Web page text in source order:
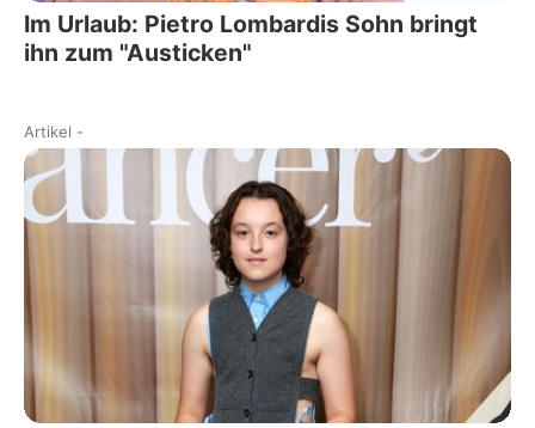
Im Urlaub: Pietro Lombardis Sohn bringt
ihn zum "Austicken"
Artikel -